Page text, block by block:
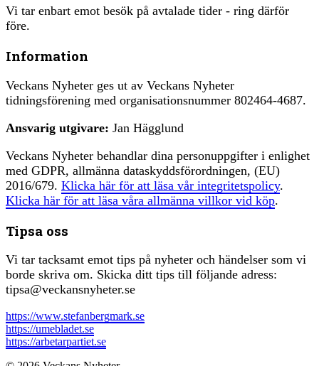
Vi tar enbart emot besök på avtalade tider - ring därför
före.
Information
Veckans Nyheter ges ut av Veckans Nyheter
tidningsförening med organisationsnummer 802464-4687.
Ansvarig utgivare: Jan Hägglund
Veckans Nyheter behandlar dina personuppgifter i enlighet
med GDPR, allmänna dataskyddsförordningen, (EU)
2016/679. Klicka här för att läsa vår integritetspolicy.
Klicka här för att läsa våra allmänna villkor vid köp.
Tipsa oss
Vi tar tacksamt emot tips på nyheter och händelser som vi
borde skriva om. Skicka ditt tips till följande adress:
tipsa@veckansnyheter.se
https://www.stefanbergmark.se
https://umebladet.se
https://arbetarpartiet.se